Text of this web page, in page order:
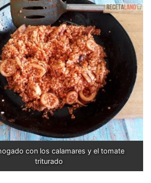
con los calamares y el tomate
triturado